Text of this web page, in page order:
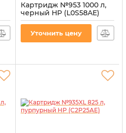
Картридж №953 1000 л,
черный HP (L0S58AE)
Артикул:CI-HP-L0S58AE-B
Уточнить цену